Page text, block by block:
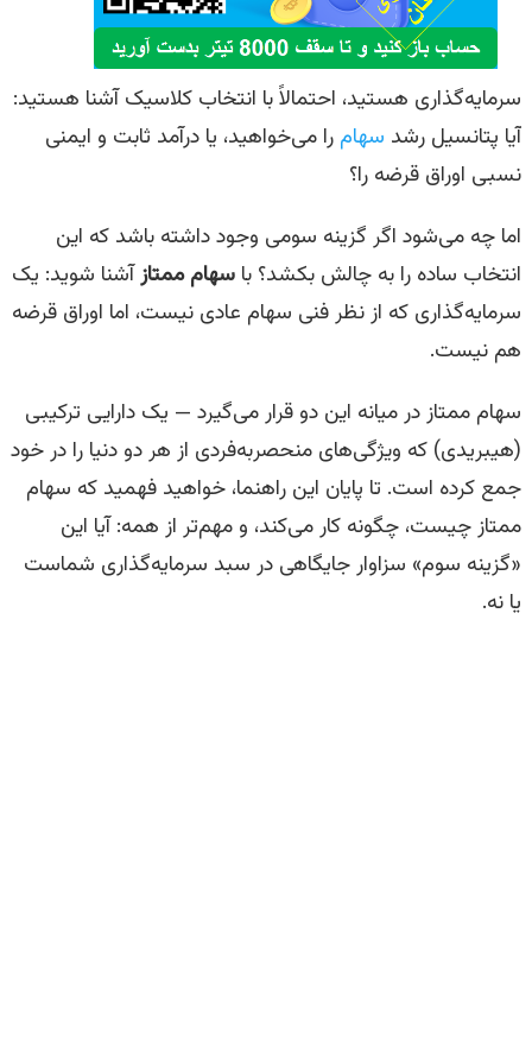
سرمایه‌گذاری هستید، احتمالاً با انتخاب کلاسیک آشنا هستید:
آیا پتانسیل رشد سهام را می‌خواهید، یا درآمد ثابت و ایمنی
نسبی اوراق قرضه را؟
اما چه می‌شود اگر گزینه سومی وجود داشته باشد که این
انتخاب ساده را به چالش بکشد؟ با سهام ممتازآشنا شوید: یک
سرمایه‌گذاری که از نظر فنی سهام عادی نیست، اما اوراق قرضه
هم نیست.
سهام ممتاز در میانه این دو قرار می‌گیرد — یک دارایی ترکیبی
(هیبریدی) که ویژگی‌های منحصربه‌فردی از هر دو دنیا را در خود
جمع کرده است. تا پایان این راهنما، خواهید فهمید که سهام
ممتاز چیست، چگونه کار می‌کند، و مهم‌تر از همه: آیا این
«گزینه سوم» سزاوار جایگاهی در سبد سرمایه‌گذاری شماست
یا نه.